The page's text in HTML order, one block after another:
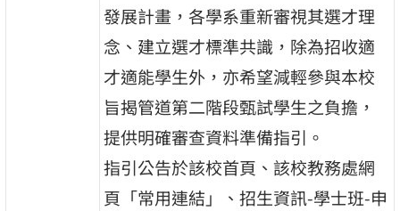
發展計畫，各學系重新審視其選才理
念、建立選才標準共識，除為招收適
才適能學生外，亦希望減輕參與本校
旨揭管道第二階段甄試學生之負擔，
提供明確審查資料準備指引。
指引公告於該校首頁、該校教務處網
頁「常用連結」、招生資訊-學士班-申